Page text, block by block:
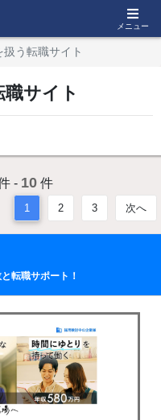
メニュー
う転職サイト
サイト
- 10 件
1 2 3 次へ
転職サポート！